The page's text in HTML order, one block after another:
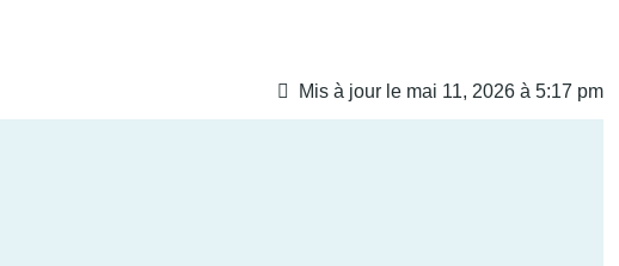
Mis à jour le mai 11, 2026 à 5:17 pm